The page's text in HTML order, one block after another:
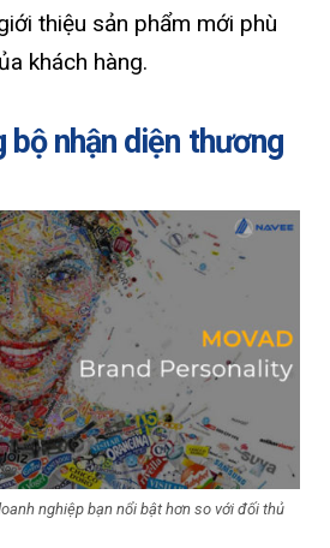
thiệu sản phẩm mới phù
khách hàng.
bộ nhận diện thương
nghiệp bạn nổi bật hơn so với đối thủ